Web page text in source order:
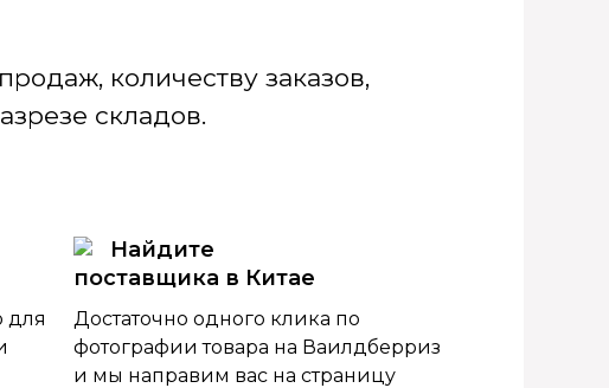
количеству заказов,
складов.
для
Найдите
поставщика в Китае
Достаточно одного клика по
фотографии товара на Ваилдберриз
и мы направим вас на страницу